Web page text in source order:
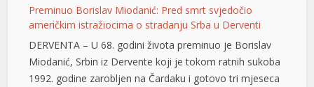
Preminuo Borislav Miodanić: Pred smrt svjedočio
američkim istražiocima o stradanju Srba u Derventi
DERVENTA – U 68. godini života preminuo je Borislav
Miodanić, Srbin iz Dervente koji je tokom ratnih sukoba
1992. godine zarobljen na Čardaku i gotovo tri mjeseca